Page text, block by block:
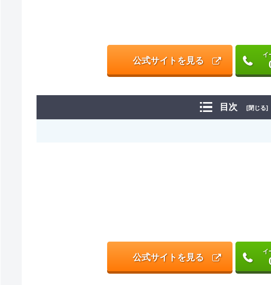
公式サイトを見る
イ
目次 [閉じる]
公式サイトを見る
イ